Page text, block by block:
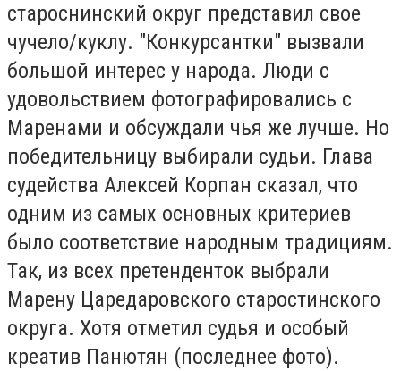
староснинский округ представил свое
чучело/куклу. "Конкурсантки" вызвали
большой интерес у народа. Люди с
удовольствием фотографировались с
Маренами и обсуждали чья же лучше. Но
победительницу выбирали судьи. Глава
судейства Алексей Корпан сказал, что
одним из самых основных критериев
было соответствие народным традициям.
Так, из всех претенденток выбрали
Марену Царедаровского старостинского
округа. Хотя отметил судья и особый
креатив Панютян (последнее фото).